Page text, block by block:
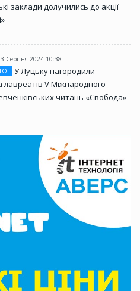
заклади долучились до акції
Серпня 2024 10:38
У Луцьку нагородили
лавреатів V Міжнародного
читань «Свобода»